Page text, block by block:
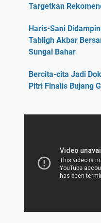
Targetkan
Haris-Sani
Tabligh Akbar
Sungai Bahar
Bercita-cita Jadi
Pitri Finalis Bujang